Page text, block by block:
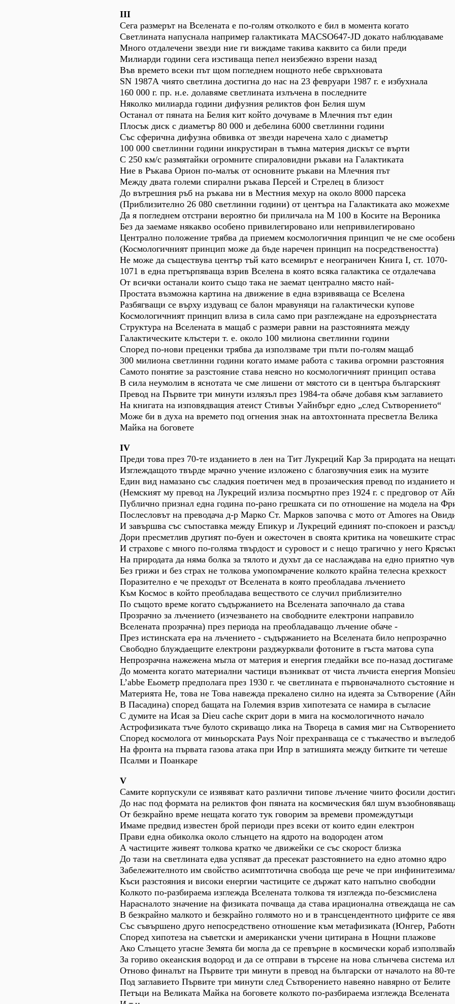
ІІІ
Сега размерът на Вселената е по-голям отколкото е бил в момента когато
Светлината напуснала например галактиката MACSO647-JD докато наблюдаваме
Много отдалечени звезди ние ги виждаме такива каквито са били преди
Милиарди години сега изстиваща пепел неизбежно взрени назад
Във времето всеки път щом погледнем нощното небе свръхновата
SN 1987А чиято светлина достигна до нас на 23 февруари 1987 г. е избухнала
160 000 г. пр. н.е. долавяме светлината излъчена в последните
Няколко милиарда години дифузния реликтов фон Белия шум
Останал от пяната на Белия кит който дочуваме в Млечния път един
Плосък диск с диаметър 80 000 и дебелина 6000 светлинни години
Със сферична дифузна обвивка от звезди наречена хало с диаметър
100 000 светлинни години инкрустиран в тъмна материя дискът се върти
С 250 км/с размятайки огромните спираловидни ръкави на Галактиката
Ние в Ръкава Орион по-малък от основните ръкави на Млечния път
Между двата големи спирални ръкава Персей и Стрелец в близост
До вътрешния ръб на ръкава ни в Местния мехур на около 8000 парсека
(Приблизително 26 080 светлинни години) от центъра на Галактиката ако можехме
Да я погледнем отстрани вероятно би приличала на М 100 в Косите на Вероника
Без да заемаме някакво особено привилегировано или непривилегировано
Централно положение трябва да приемем космологичния принцип че не сме
(Космологичният принцип може да бъде наречен принцип на посредствеността)
Не може да съществува център тъй като всемирът е неограничен Книга І, ст. 1070-
1071 в една претърпяваща взрив Вселена в която всяка галактика се отдалечава
От всички останали които също така не заемат централно място най-
Простата възможна картина на движение в една взривяваща се Вселена
Разбягващи се върху издуващ се балон мравуняци на галактически купове
Космологичният принцип влиза в сила само при разглеждане на едрозърнестата
Структура на Вселената в мащаб с размери равни на разстоянията между
Галактическите клъстери т. е. около 100 милиона светлинни години
Според по-нови преценки трябва да използваме три пъти по-голям мащаб
300 милиона светлинни години когато имаме работа с такива огромни разстояния
Самото понятие за разстояние става неясно но космологичният принцип остава
В сила неумолим в яснотата че сме лишени от мястото си в центъра българският
Превод на Първите три минути излязъл през 1984-та обаче добавя към заглавието
На книгата на изповядващия атеист Стивън Уайнбърг едно „след Сътворението“
Може би в духа на времето под огнения знак на автохтонната пресветла Велика
Майка на боговете
ІV
Преди това през 70-те изданието в лен на Тит Лукреций Кар За природата на
Изглеждащото твърде мрачно учение изложено с благозвучния език на музите
Един вид намазано със сладкия поетичен мед в прозаическия превод по изданието
(Немският му превод на Лукреций излиза посмъртно през 1924 г. с предговор от
Публично признал една година по-рано грешката си по отношение на модела на
Послесловът на преводача д-р Марко Ст. Марков започва с мото от Amores на
И завършва със съпоставка между Епикур и Лукреций единият по-спокоен и
Дори пресметлив другият по-буен и ожесточен в своята критика на човешките
И страхове с много по-голяма твърдост и суровост и с нещо трагично у него
На природата да няма болка за тялото и духът да се наслаждава на едно приятно
Без грижи и без страх не толкова умопомрачение колкото крайна телесна крехкост
Поразително е че преходът от Вселената в която преобладава лъчението
Към Космос в който преобладава веществото се случил приблизително
По същото време когато съдържанието на Вселената започнало да става
Прозрачно за лъчението (изчезването на свободните електрони направило
Вселената прозрачна) през периода на преобладаващо лъчение обаче -
През истинската ера на лъчението - съдържанието на Вселената било непрозрачно
Свободно блуждаещите електрони разджурквали фотоните в гъста матова супа
Непрозрачна нажежена мъгла от материя и енергия гледайки все по-назад достигаме
До момента когато материални частици възникват от чиста лъчиста енергия
L’abbe Eьометр предполага през 1930 г. че светлината е първоначалното състояние
Материята Не, това не Това навежда прекалено силно на идеята за Сътворение
В Пасадина) според бащата на Големия взрив хипотезата се намира в съгласие
С думите на Исая за Dieu cache скрит дори в мига на космологичното начало
Астрофизиката тъче булото скриващо лика на Твореца в самия миг на Сътворението
Според космолога от миньорската Pays Noir прехранваща се с тъкачество и
На фронта на първата газова атака при Ипр в затишията между битките ти четеше
Псалми и Поанкаре
V
Самите корпускули се изявяват като различни типове лъчение чиито фосили
До нас под формата на реликтов фон пяната на космическия бял шум
От безкрайно време нещата когато тук говорим за времеви промеждутъци
Имаме предвид известен брой периоди през всеки от които един електрон
Прави една обиколка около слънцето на ядрото на водороден атом
А частиците живеят толкова кратко че движейки се със скорост близка
До тази на светлината едва успяват да пресекат разстоянието на едно атомно ядро
Забележителното им свойство асимптотична свобода ще рече че при
Къси разстояния и високи енергии частиците се държат като напълно свободни
Колкото по-разбираема изглежда Вселената толкова тя изглежда по-безсмислена
Нарасналото значение на физиката почваща да става ирационална отвеждаща не
В безкрайно малкото и безкрайно голямото но и в трансцендентното цифрите се
Със съвършено друго непосредствено отношение към метафизиката (Юнгер,
Според хипотеза на съветски и американски учени цитирана в Нощни плажове
Ако Слънцето угасне Земята би могла да се превърне в космически кораб
За гориво океанския водород и да се отправи в търсене на нова слънчева система
Отново финалът на Първите три минути в превод на български от началото на 80-те
Под заглавието Първите три минути след Сътворението навеяно навярно от Белите
Петъци на Великата Майка на боговете колкото по-разбираема изглежда Вселената